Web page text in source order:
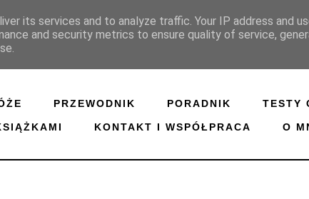
PRZEWODNIK PORADNIK TESTY
KONTAKT I WSPÓŁPRACA O
its services and to analyze traffic. Your IP address and
and security metrics to ensure quality of service,